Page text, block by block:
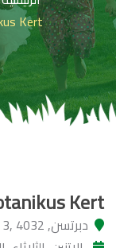
Kert
Kert
دبرتسن, Hollós u. 3, 4032 هنغاريا